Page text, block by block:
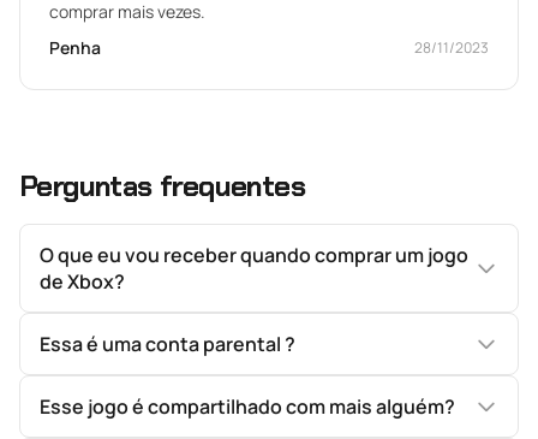
comprar mais vezes.
Penha
28/11/2023
Perguntas frequentes
O que eu vou receber quando comprar um jogo
de Xbox?
Essa é uma conta parental ?
Esse jogo é compartilhado com mais alguém?